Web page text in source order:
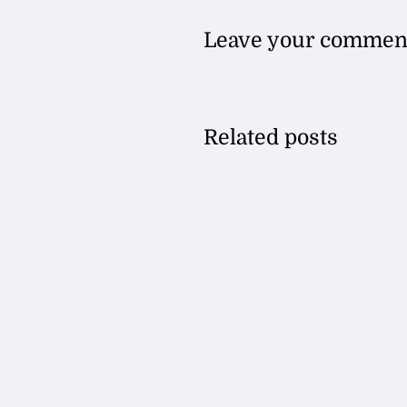
Leave your
Related posts